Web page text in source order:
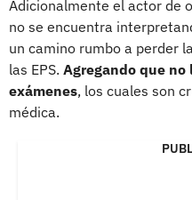
Adicionalmente el actor de
no se encuentra
un camino rumbo a perder
las EPS. Agregando que
exámenes, los cuales son
médica.